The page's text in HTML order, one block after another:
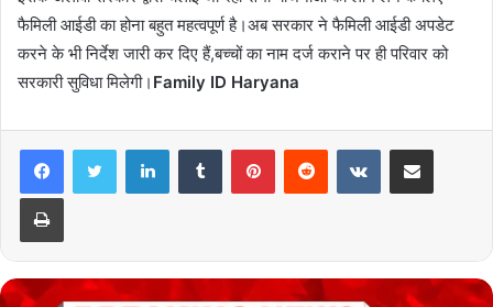
फैमिली आईडी का होना बहुत महत्वपूर्ण है।अब सरकार ने फैमिली आईडी अपडेट
करने के भी निर्देश जारी कर दिए हैं,बच्चों का नाम दर्ज कराने पर ही परिवार को
सरकारी सुविधा मिलेगी। Family ID Haryana